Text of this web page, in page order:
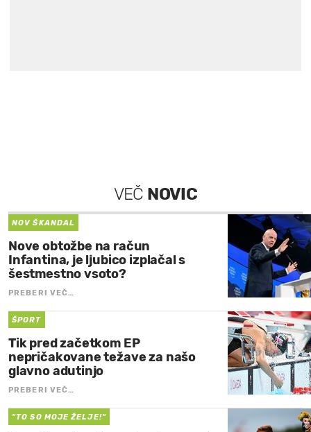
VEČ NOVIC
NOV ŠKANDAL
Nove obtožbe na račun
Infantina, je ljubico izplačal s
šestmestno vsoto?
PREBERI VEČ…
ŠPORT
Tik pred začetkom EP
nepričakovane težave za našo
glavno adutinjo
PREBERI VEČ…
"TO SO MOJE ŽELJE!"